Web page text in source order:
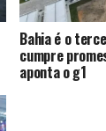
Bahia é o
cumpre
aponta o g1